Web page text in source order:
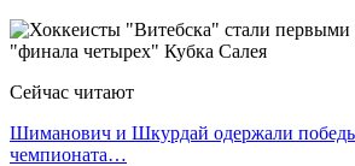
Сейчас читают
Шиманович и Шкурдай одержали
чемпионата…